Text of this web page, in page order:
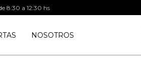
NOSOTROS
8:30 a 12:30 hs